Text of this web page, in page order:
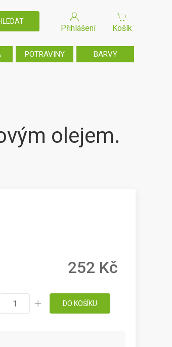
Přihlášení Košík
POTRAVINY BARVY
olejem.
252 Kč
DO KOŠÍKU